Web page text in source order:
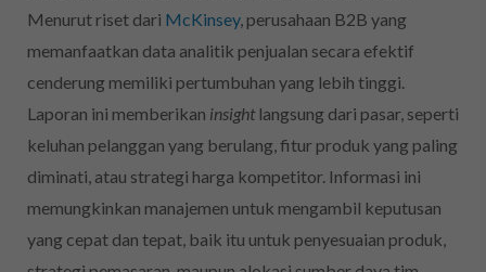
Menurut riset dari McKinsey, perusahaan B2B yang
memanfaatkan data analitik penjualan secara efektif
cenderung memiliki pertumbuhan yang lebih tinggi.
Laporan ini memberikan insightlangsung dari pasar, seperti
keluhan pelanggan yang berulang, fitur produk yang paling
diminati, atau strategi harga kompetitor. Informasi ini
memungkinkan manajemen untuk mengambil keputusan
yang cepat dan tepat, baik itu untuk penyesuaian produk,